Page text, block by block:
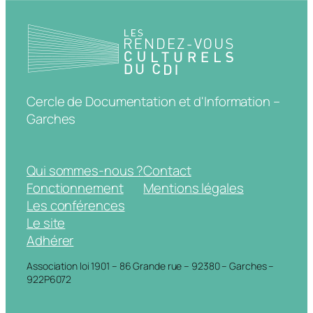
Cercle de Documentation et d'Information –
Garches
Qui sommes-nous ?
Fonctionnement
Les conférences
Le site
Adhérer
Contact
Mentions légales
Association loi 1901 – 86 Grande rue – 92380 – Garches –
922P6072